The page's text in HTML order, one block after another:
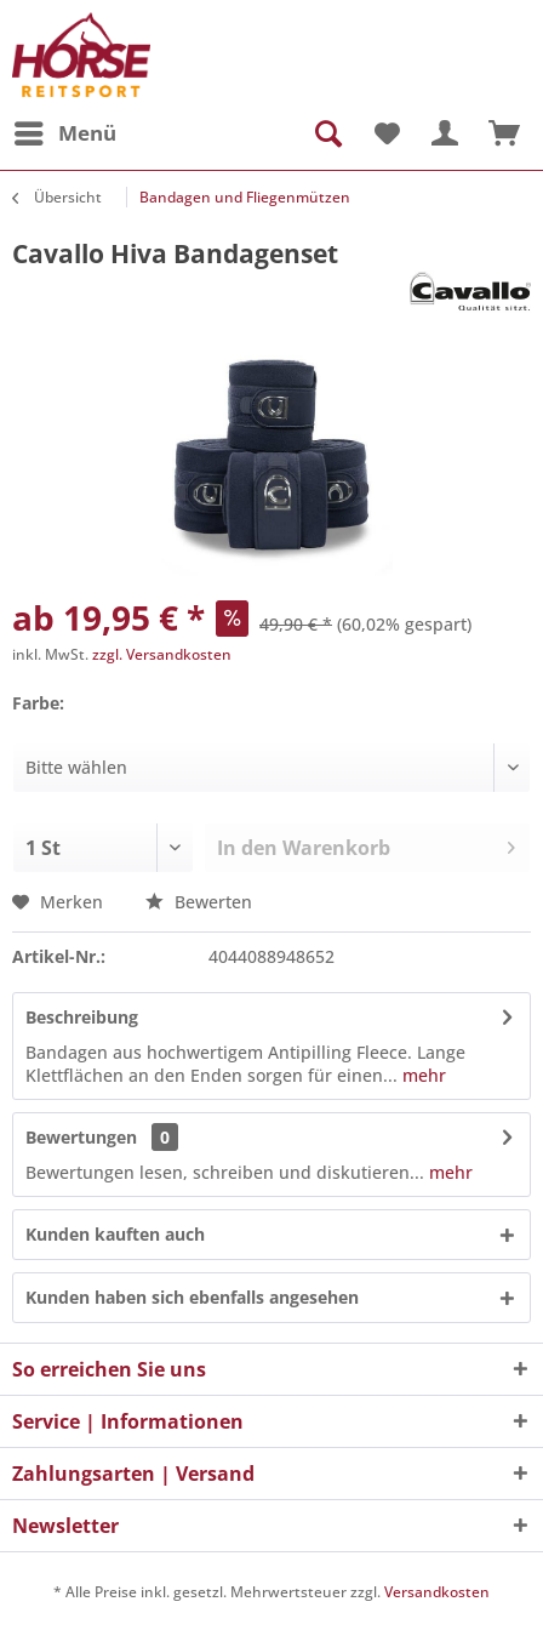
Menü
Übersicht Bandagen und Fliegenmützen
Cavallo Hiva Bandagenset
ab 19,95 € * 49,90 € * (60,02% gespart)
inkl. MwSt.zzgl. Versandkosten
Farbe:
In den Warenkorb
Merken Bewerten
Artikel-Nr.: 4044088948652
Beschreibung
Bandagen aus hochwertigem Antipilling Fleece. Lange
Klettflächen an den Enden sorgen für einen... mehr
Bewertungen
0
Bewertungen lesen, schreiben und diskutieren... mehr
Kunden kauften auch
Kunden haben sich ebenfalls angesehen
So erreichen Sie uns
Service | Informationen
Zahlungsarten | Versand
Newsletter
* Alle Preise inkl. gesetzl. Mehrwertsteuer zzgl.Versandkosten